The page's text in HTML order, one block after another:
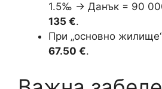
1.5‰ → Данък = 90
135 €.
При „основно
67.50 €.